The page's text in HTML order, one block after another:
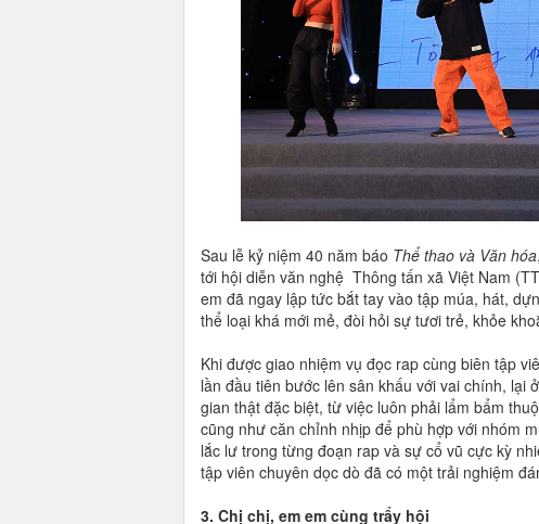
Sau lễ kỷ niệm 40 năm báo Thể thao và Văn hóa
tới hội diễn văn nghệ Thông tấn xã Việt Nam
em đã ngay lập tức bắt tay vào tập múa, hát,
thể loại khá mới mẻ, đòi hỏi sự tươi trẻ, khỏe
Khi được giao nhiệm vụ đọc rap cùng biên tập
lần đầu tiên bước lên sân khấu với vai chính, lại
gian thật đặc biệt, từ việc luôn phải lẩm bẩm
cũng như căn chỉnh nhịp để phù hợp với nhóm
lắc lư trong từng đoạn rap và sự cổ vũ cực kỳ
tập viên chuyên dọc dò đã có một trải nghiệm
3. Chị chị, em em cùng trẩy hội